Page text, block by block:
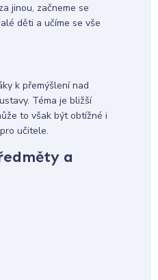
jinou, začneme se
děti a učíme se vše
k přemýšlení nad
Téma je bližší
to však být obtížné i
učitele.
a